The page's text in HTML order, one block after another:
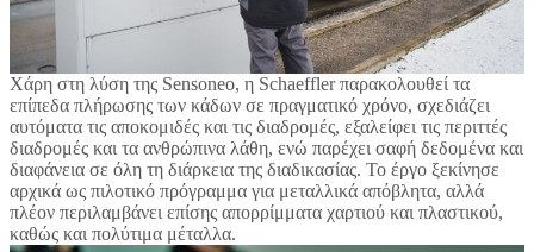
Χάρη στη λύση της Sensoneo, η Schaeffler παρακολουθεί τα
επίπεδα πλήρωσης των κάδων σε πραγματικό χρόνο, σχεδιάζει
αυτόματα τις αποκομιδές και τις διαδρομές, εξαλείφει τις περιττές
διαδρομές και τα ανθρώπινα λάθη, ενώ παρέχει σαφή δεδομένα και
διαφάνεια σε όλη τη διάρκεια της διαδικασίας. Το έργο ξεκίνησε
αρχικά ως πιλοτικό πρόγραμμα για μεταλλικά απόβλητα, αλλά
πλέον περιλαμβάνει επίσης απορρίμματα χαρτιού και πλαστικού,
καθώς και πολύτιμα μέταλλα.